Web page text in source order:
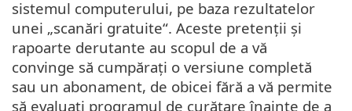
sistemul computerului, pe baza rezultatelor
unei „scanări gratuite“. Aceste pretenții și
rapoarte derutante au scopul de a vă
convinge să cumpărați o versiune completă
sau un abonament, de obicei fără a vă permite
să evaluați programul de curățare înainte de a